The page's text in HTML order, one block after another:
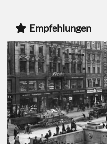
Empfehlungen